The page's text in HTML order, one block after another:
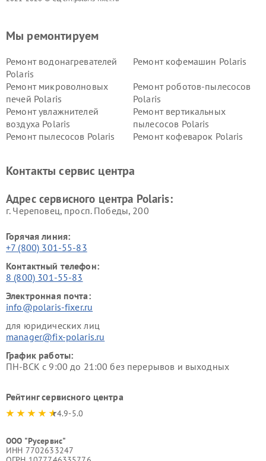
Мы ремонтируем
Ремонт водонагревателей
Polaris
Ремонт кофемашин Polaris
Ремонт микроволновых
печей Polaris
Ремонт роботов-пылесосов
Polaris
Ремонт увлажнителей
воздуха Polaris
Ремонт вертикальных
пылесосов Polaris
Ремонт пылесосов Polaris
Ремонт кофеварок Polaris
Контакты сервис центра
Адрес сервисного центра Polaris:
г. Череповец, просп. Победы, 200
Горячая линия:
+7 (800) 301-55-83
Контактный телефон:
8 (800) 301-55-83
Электронная почта:
info@polaris-fixer.ru
для юридических лиц
manager@fix-polaris.ru
График работы:
ПН-ВСК с 9:00 до 21:00 без перерывов и выходных
Рейтинг сервисного центра
4.9-5.0
ООО "Русервис"
ИНН 7702633247